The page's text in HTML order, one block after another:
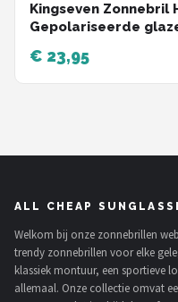
Kingseven Zonnebril
Gepolariseerde
€ 23,95
ALL CHEAP
Welkom bij onze zonnebrillen
trendy zonnebrillen voor elke
klassiek montuur, een sportieve
allemaal. Onze collectie omvat